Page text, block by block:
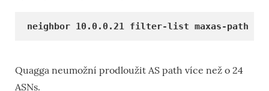
neighbor 10.0.0.21 filter-list maxas-path in
Quagga neumožní prodloužit AS path více než o 24
ASNs.